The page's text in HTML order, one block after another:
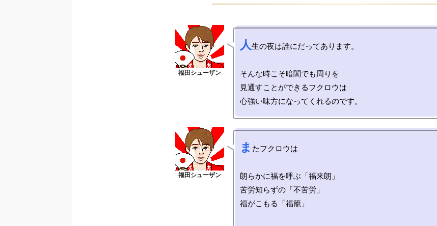
人生の夜は誰にだってあります。
そんな時こそ暗闇でも周りを
見通すことができるフクロウは
ま たフクロウは
朗らかに福を呼ぶ「福来朗」
苦労知らずの「不苦労」
福がこもる「福籠」